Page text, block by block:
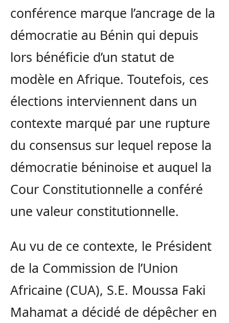
conférence marque l’ancrage de la
démocratie au Bénin qui depuis
lors bénéficie d’un statut de
modèle en Afrique. Toutefois, ces
élections interviennent dans un
contexte marqué par une rupture
du consensus sur lequel repose la
démocratie béninoise et auquel la
Cour Constitutionnelle a conféré
une valeur constitutionnelle.
Au vu de ce contexte, le Président
de la Commission de l’Union
Africaine (CUA), S.E. Moussa Faki
Mahamat a décidé de dépêcher en